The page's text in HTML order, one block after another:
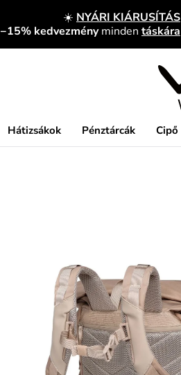
☀️ NYÁRI KIÁRUSÍTÁS
kedvezményminden táskára
Hátizsákok Pénztárcák Cipő